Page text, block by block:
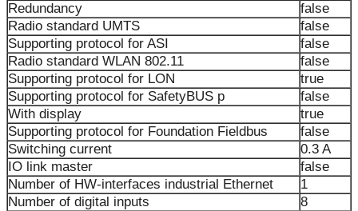
Redundancy
false
Radio standard UMTS
false
Supporting protocol for ASI
false
Radio standard WLAN 802.11
false
Supporting protocol for LON
true
Supporting protocol for SafetyBUS p
false
With display
true
Supporting protocol for Foundation Fieldbus
false
Switching current
0.3 A
IO link master
false
Number of HW-interfaces industrial Ethernet
1
Number of digital inputs
8